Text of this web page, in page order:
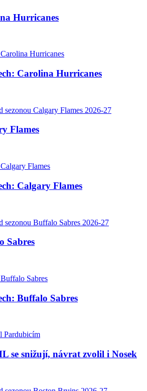
Hurricanes
Carolina Hurricanes
Flames
Calgary Flames
Sabres
Buffalo Sabres
se snižují, návrat zvolil i Nosek